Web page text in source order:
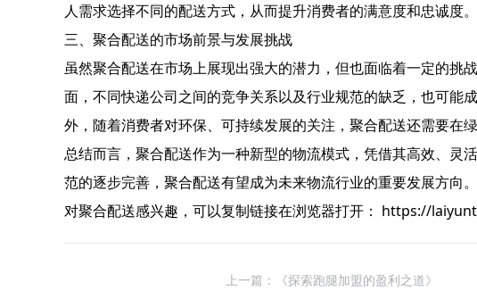
人需求选择不同的配送方式，从而提升消费者的满意度和忠诚度。
三、聚合配送的市场前景与发展挑战
虽然聚合配送在市场上展现出强大的潜力，但也面临着一定的挑
面，不同快递公司之间的竞争关系以及行业规范的缺乏，也可能
外，随着消费者对环保、可持续发展的关注，聚合配送还需要在
总结而言，聚合配送作为一种新型的物流模式，凭借其高效、灵
范的逐步完善，聚合配送有望成为未来物流行业的重要发展方向。
对聚合配送感兴趣，可以复制链接在浏览器打开： https://
上一篇：《探索跑腿加盟的盈利之道》